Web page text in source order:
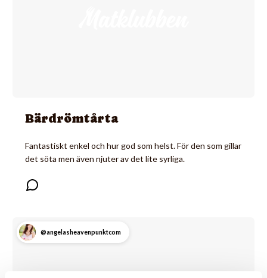
Bärdrömtårta
Fantastiskt enkel och hur god som helst. För den som gillar
det söta men även njuter av det lite syrliga.
@angelasheavenpunktcom